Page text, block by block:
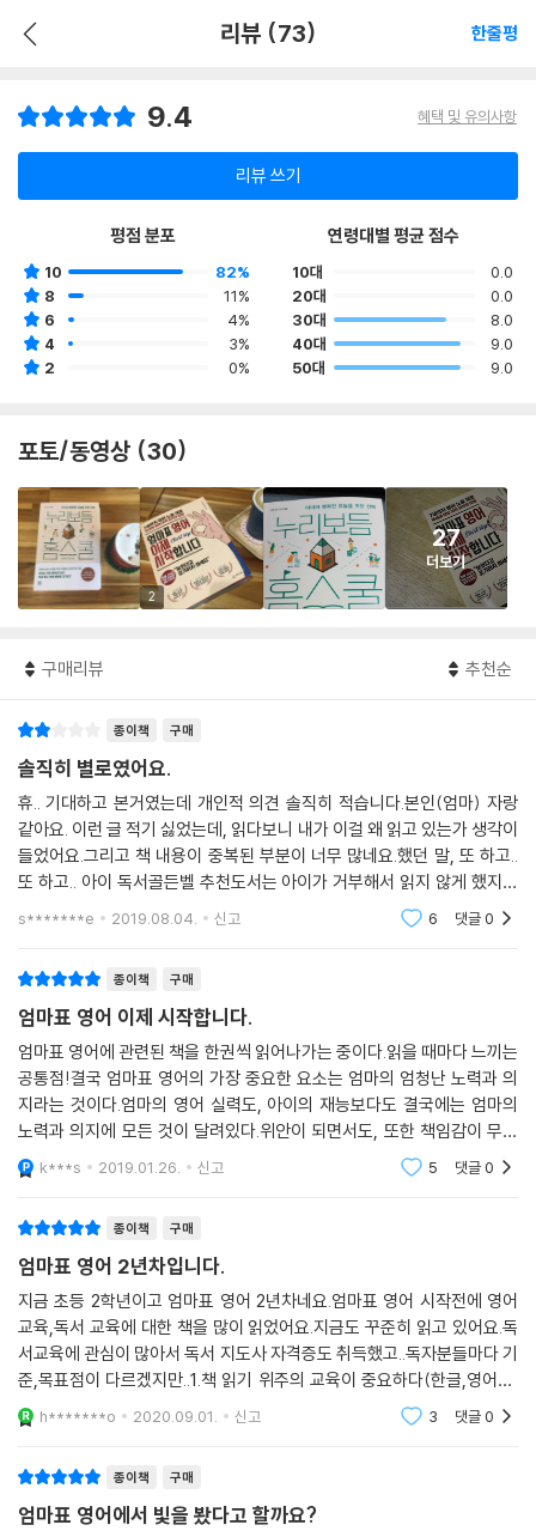
리뷰 (73) 한줄평
9.4 혜택 및 유의사항
리뷰 쓰기
평점 분포
10
82%
8
11%
6
4%
4
3%
2
0%
연령대별 평균 점수
10대
0.0
20대
0.0
30대
8.0
40대
9.0
50대
9.0
포토/동영상 (30)
2
27
더보기
구매리뷰 추천순
종이책 구매
솔직히 별로였어요.
휴.. 기대하고 본거였는데 개인적 의견 솔직히 적습니다.본인(엄마) 자랑
같아요. 이런 글 적기 싫었는데, 읽다보니 내가 이걸 왜 읽고 있는가 생각이
들었어요.그리고 책 내용이 중복된 부분이 너무 많네요.했던 말, 또 하고..
또 하고.. 아이 독서골든벨 추천도서는 아이가 거부해서 읽지 않게 했지만
엄마가 만든 독서목록 리스트는 있다는 내용도 있고...앞뒤가 안 맞고 이해
s*******e 2019.08.04. 신고 6 댓글0
종이책 구매
엄마표 영어 이제 시작합니다.
엄마표 영어에 관련된 책을 한권씩 읽어나가는 중이다.읽을 때마다 느끼는
공통점!결국 엄마표 영어의 가장 중요한 요소는 엄마의 엄청난 노력과 의
지라는 것이다.엄마의 영어 실력도, 아이의 재능보다도 결국에는 엄마의
노력과 의지에 모든 것이 달려있다.위안이 되면서도, 또한 책임감이 무겁
게 느껴지는 순간이었다.이 책은 아이가 7살 정도 되면서부터 영어를 처음
시작했다는 점에
k***s 2019.01.26. 신고 5 댓글0
종이책 구매
엄마표 영어 2년차입니다.
지금 초등 2학년이고 엄마표 영어 2년차네요.엄마표 영어 시작전에 영어
교육,독서 교육에 대한 책을 많이 읽었어요.지금도 꾸준히 읽고 있어요.독
서교육에 관심이 많아서 독서 지도사 자격증도 취득했고..독자분들마다 기
준,목표점이 다르겠지만..1.책 읽기 위주의 교육이 중요하다(한글,영어)2.
엄마의 영어 수준이 높지 않다.3.꾸준히 기다릴 수 있는 성격의 엄마다(최
소 1년은 해야 아
h*******o 2020.09.01. 신고 3 댓글0
종이책 구매
엄마표 영어에서 빛을 봤다고 할까요?